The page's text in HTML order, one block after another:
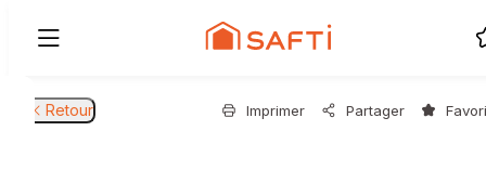
Retour Imprimer Partager